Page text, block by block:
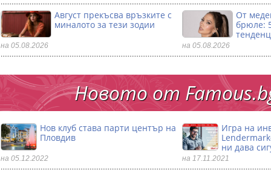
Август прекъсва връзките с
миналото за тези зодии
на 05.08.2026
От
брюле:
на 05.08.2026
Новото от
Нов клуб става парти център на
Пловдив
на 05.12.2022
Игра на
ни дава
на 17.11.2021